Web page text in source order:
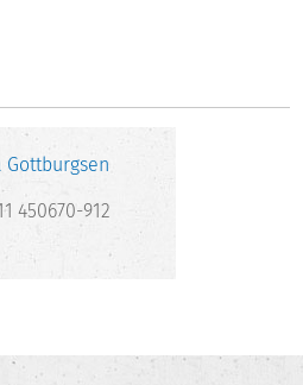
Gottburgsen
450670-912